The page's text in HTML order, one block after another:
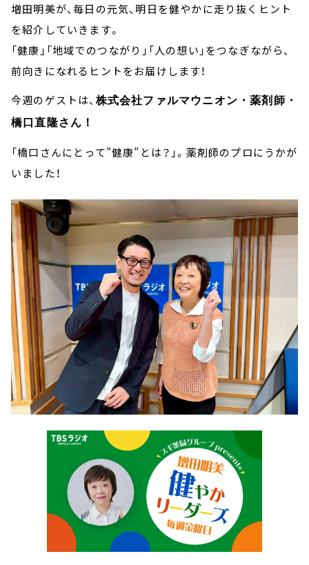
増田明美が、毎日の元気、明日を健やかに走り抜くヒント
を紹介していきます。
「健康」「地域でのつながり」「人の想い」をつなぎながら、
前向きになれるヒントをお届けします！
今週のゲストは、 株式会社ファルマウニオン・薬剤師・
橋口直隆さん！
「橋口さんにとって”健康”とは？」。薬剤師のプロにうかが
いました！